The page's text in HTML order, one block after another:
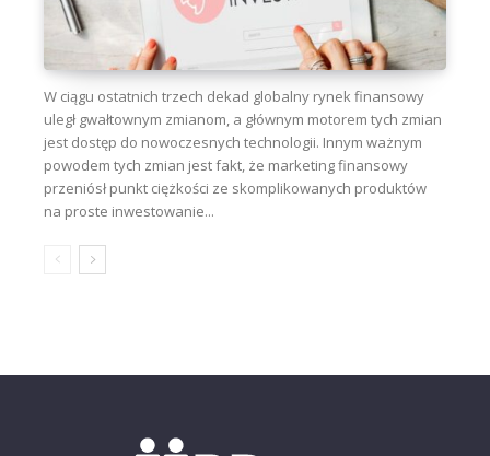
W ciągu ostatnich trzech dekad globalny rynek finansowy
uległ gwałtownym zmianom, a głównym motorem tych zmian
jest dostęp do nowoczesnych technologii. Innym ważnym
powodem tych zmian jest fakt, że marketing finansowy
przeniósł punkt ciężkości ze skomplikowanych produktów
na proste inwestowanie...